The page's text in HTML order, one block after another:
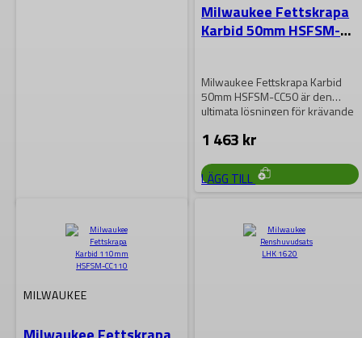
MILWAUKEE
Milwaukee
BDC6-0
Behöver du rengöra avlopp
Milwaukee Fettskrapa
Karbid 50mm HSFSM-
Milwaukee Fettskrapa Karbid
50mm HSFSM-CC50 är den
ultimata lösningen för krävande
karbidbeläggning för…
1 463kr
LÄGG TILL
MILWAUKEE